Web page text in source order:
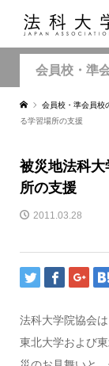
会員校・準
会員校・準会員校
る学習場所の支援
被災地法科
所の支援
2011.03.28
法科大学院協会
東北大学および